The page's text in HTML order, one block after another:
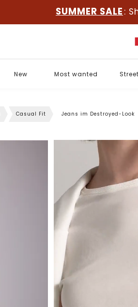
SUMMER SALE :
New Most wanted
Casual Fit Jeans im Destroyed-Look